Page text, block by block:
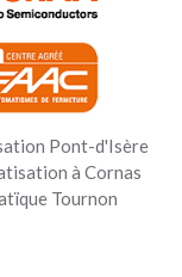
Pont-d'Isère
à Cornas
Tournon